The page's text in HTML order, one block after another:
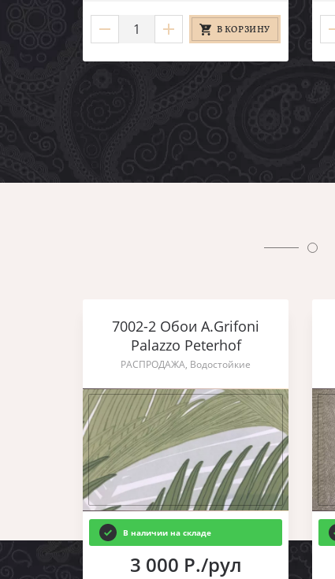
В КОРЗИНУ
7002-2 Обои A.Grifoni
Palazzo Peterhof
РАСПРОДАЖА, Водостойкие
В наличии на складе
3 000 Р./рул